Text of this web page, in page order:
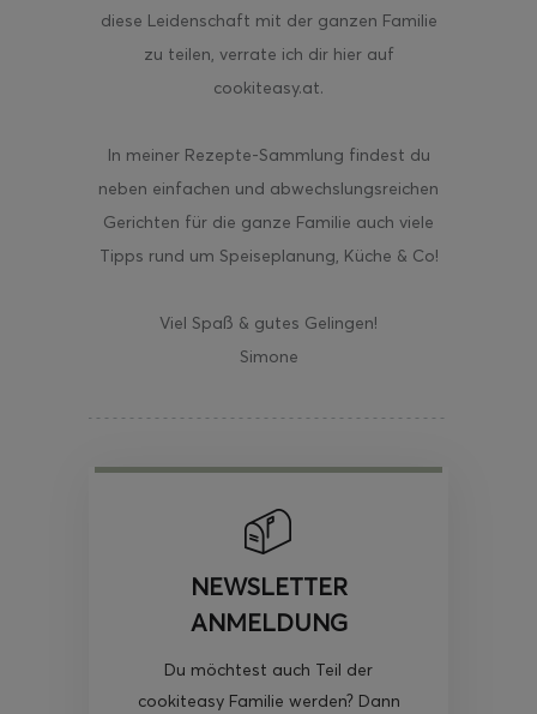
diese Leidenschaft mit der ganzen Familie
zu teilen, verrate ich dir hier auf
cookiteasy.at.
In meiner Rezepte-Sammlung findest du
neben einfachen und abwechslungsreichen
Gerichten für die ganze Familie auch viele
Tipps rund um Speiseplanung, Küche & Co!
Viel Spaß & gutes Gelingen!
Simone
NEWSLETTER
ANMELDUNG
Du möchtest auch Teil der
cookiteasy Familie werden? Dann